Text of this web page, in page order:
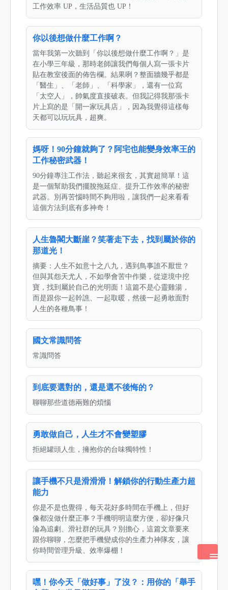
工作效率 UP，生活品質也 UP！
你以後想做什麼工作啊？
當年我第一次聽到「你以後想做什麼工作啊？」是
在小學三年級，那時老師讓我們每個人寫一張卡片
貼在教室後面的佈告欄。結果咧？整面牆幾乎都是
「醫生」、「老師」、「科學家」，還有一位寫
「太空人」，帥氣度直接破表。但我記得我那張卡
片上寫的是「開一家玩具店」，因為我覺得這樣每
天都可以玩玩具，超爽。
媽呀！90分鐘就夠了？阿宅也能變身效率王的
工作秘密武器！
90分鐘專注工作法，聽起來很玄，其實超簡單！這
是一個幫助我們擺脫拖延症、提升工作效率的秘密
武器。別再苦惱時間不夠用啦，讓我們一起來看看
這個方法到底有多神奇！
人生魯閣大斷崖？笑著走下去，找到屬於你的
那道光！
摘要：人生不如意十之八九，遇到鳥事誰不厭世？
但與其怨天尤人，不如學會苦中作樂，從逆境中挖
寶，找到屬於自己的光明面！這篇不是心靈雞湯，
而是跟你一起幹譙、一起取暖，然後一起勇敢面對
人生的各種鳥事！
國文常識問答
常識問答
到底要選對的，還是選不後悔的？
聊聊那些道德兩難的煩惱
勇敢做自己，人生才不會變塑膠
拒絕罐頭人生，擁抱你的台味獨特性！
讓手機不只是滑滑滑！解鎖你的行動生產力超
能力
你是不是也覺得，每天花好多時間在手機上，但好
像都沒做什麼正事？手機明明這麼方便，卻好像只
淪為追劇、滑社群的玩具？別擔心，這篇文章要來
跟你聊聊，怎麼把手機變成你的生產力神隊友，讓
你時間管理升級、效率爆棚！
嘿！你今天「做好事」了沒？：用你的「舉手